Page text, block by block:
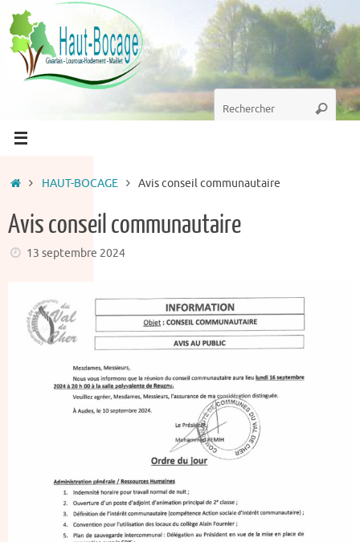
Passer
au
contenu
Recherche
pour
Accueil
HAUT-BOCAGE Avis conseil communautaire
Avis conseil communautaire
13 septembre 2024